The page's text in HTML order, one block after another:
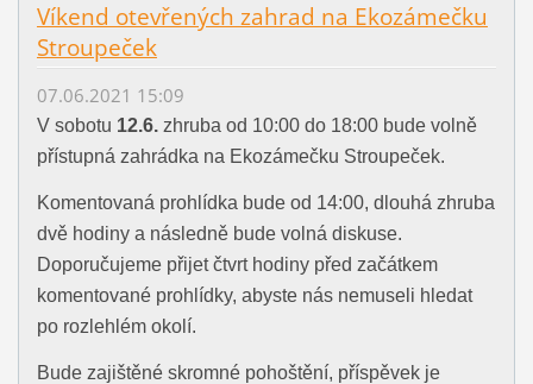
Víkend otevřených zahrad na Ekozámečku
Stroupeček
07.06.2021 15:09
V sobotu 12.6.zhruba od 10:00 do 18:00 bude volně
přístupná zahrádka na Ekozámečku Stroupeček.
Komentovaná prohlídka bude od 14:00, dlouhá zhruba
dvě hodiny a následně bude volná diskuse.
Doporučujeme přijet čtvrt hodiny před začátkem
komentované prohlídky, abyste nás nemuseli hledat
po rozlehlém okolí.
Bude zajištěné skromné pohoštění, příspěvek je